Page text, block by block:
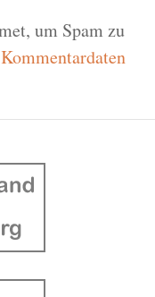
um Spam zu